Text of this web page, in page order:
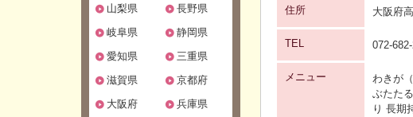
山梨県
長野県
岐阜県
静岡県
愛知県
三重県
滋賀県
京都府
大阪府
兵庫県
住所 大阪府
TEL 072-
メニュー
わきが
ぶたた
り 長期